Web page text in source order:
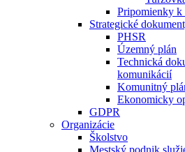
Pripomienky
Strategické
PHSR
Územný plán
Technická
komunikácií
Komunitný
Ekonomicky
GDPR
Organizácie
Školstvo
Mestský podnik